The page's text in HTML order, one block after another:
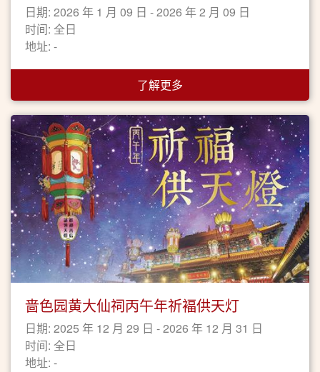
日期: 2026 年 1 月 09 日 - 2026 年 2 月 09 日
时间: 全日
地址: -
了解更多
啬色园黄大仙祠丙午年祈褔供天灯
日期: 2025 年 12 月 29 日 - 2026 年 12 月 31 日
时间: 全日
地址: -